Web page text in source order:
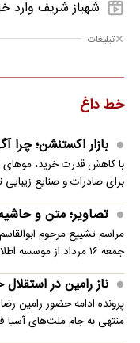
شهباز شریف وارد
تبلیغات
خط داغ
بازار اکستنشن؛
با کاهش قدرت خرید، موهای
برای صادرات و صنایع
تصاویر؛ متن و
مراسم تشییع مرحوم
جمعه ۱۶ مرداد از موسسه اطلاعات برگزار شد.
ناز رامین در
پرونده ادامه حضور رامین
منتهی به جام ملت‌های آسیا